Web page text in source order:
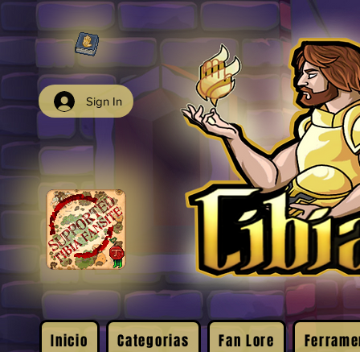
Sign In
Inicio Categorias Fan Lore